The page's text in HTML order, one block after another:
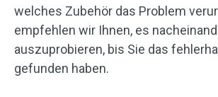
welches Zubehör das Problem
empfehlen wir Ihnen, es
auszuprobieren, bis Sie das
gefunden haben.